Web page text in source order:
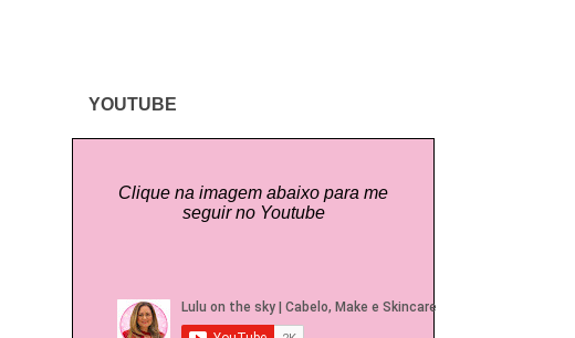
YOUTUBE
Clique na imagem abaixo para me
seguir no Youtube